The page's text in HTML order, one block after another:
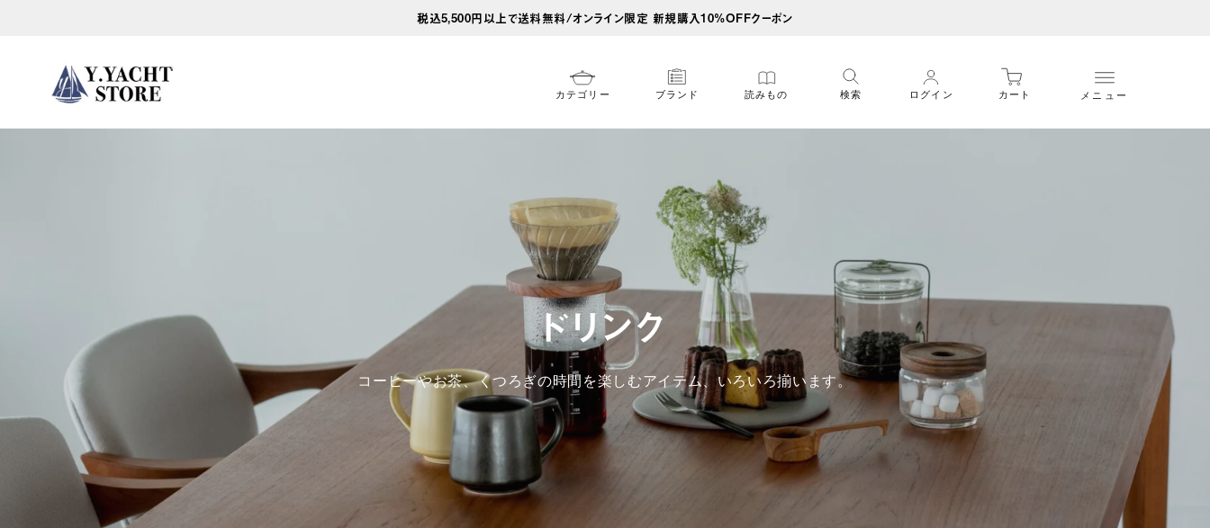
税込5,500円以上で送料無料/オンライン限定 新規購入10%OFFクーポン
カテゴリー ブランド 読みもの 検索 ログイン カート メニュー
ドリンク
コーヒーやお茶、くつろぎの時間を楽しむアイテム、いろいろ揃います。